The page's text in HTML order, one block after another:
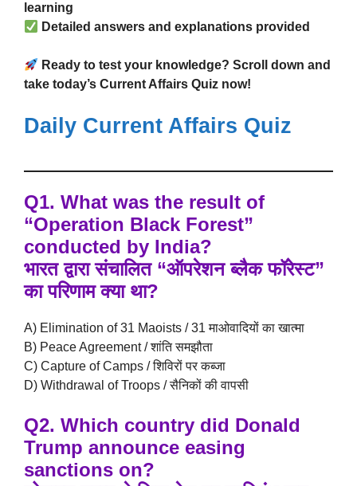
learning
Detailed answers and explanations provided
Ready to test your knowledge? Scroll down and
take today’s Current Affairs Quiz now!
Daily Current Affairs Quiz
Q1. What was the result of
“Operation Black Forest”
conducted by India?
भारत द्वारा संचालित “ऑपरेशन ब्लैक फॉरेस्ट”
का परिणाम क्या था?
A) Elimination of 31 Maoists / 31 माओवादियों का खात्मा
B) Peace Agreement / शांति समझौता
C) Capture of Camps / शिविरों पर कब्जा
D) Withdrawal of Troops / सैनिकों की वापसी
Q2. Which country did Donald
Trump announce easing
sanctions on?